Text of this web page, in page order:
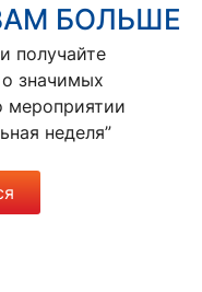
БОЛЬШЕ
получайте
значимых
неделя”